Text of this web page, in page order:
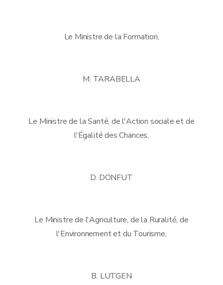
Le Ministre de la Formation,
M. TARABELLA
Le Ministre de la Santé, de l'Action sociale et de
l'Égalité des Chances,
D. DONFUT
Le Ministre de l'Agriculture, de la Ruralité, de
l'Environnement et du Tourisme,
B. LUTGEN